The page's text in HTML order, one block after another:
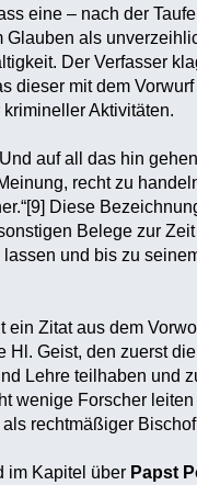
eine – nach der
als
Der Verfasser
dieser mit dem
Aktivitäten.
auf all das hin
recht zu
Diese
Belege zur
und bis zu
Zitat aus dem
Hl. Geist, den zuerst
Lehre teilhaben und
wenige Forscher
rechtmäßiger Bischof
im Kapitel über Papst